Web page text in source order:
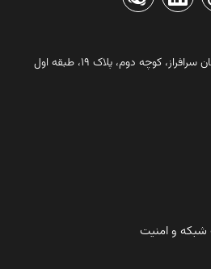
کوچه دوم، پلاک ۱۹، طبقه اول
شبکه و امنیت